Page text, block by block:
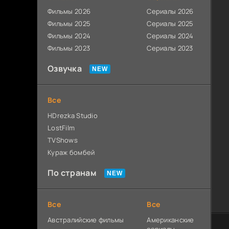
Фильмы 2026
Фильмы 2025
Фильмы 2024
Фильмы 2023
Сериалы 2026
Сериалы 2025
Сериалы 2024
Сериалы 2023
Озвучка
Все
HDrezka Studio
LostFilm
TVShows
Кураж бомбей
По странам
Все
Австралийские фильмы
Все
Американские